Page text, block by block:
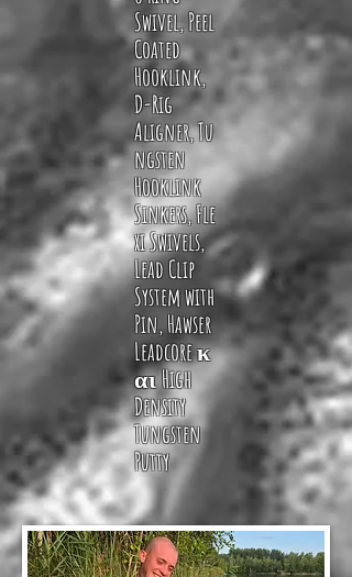
Swivel,Peel
Coated
Hooklink,
D-Rig
Aligner,Tu
ngsten
Hooklink
Sinkers,Fle
xi Swivels,
Lead Clip
System with
Pin,Hawser
Leadcoreκ
αιHigh
Density
Tungsten
Putty